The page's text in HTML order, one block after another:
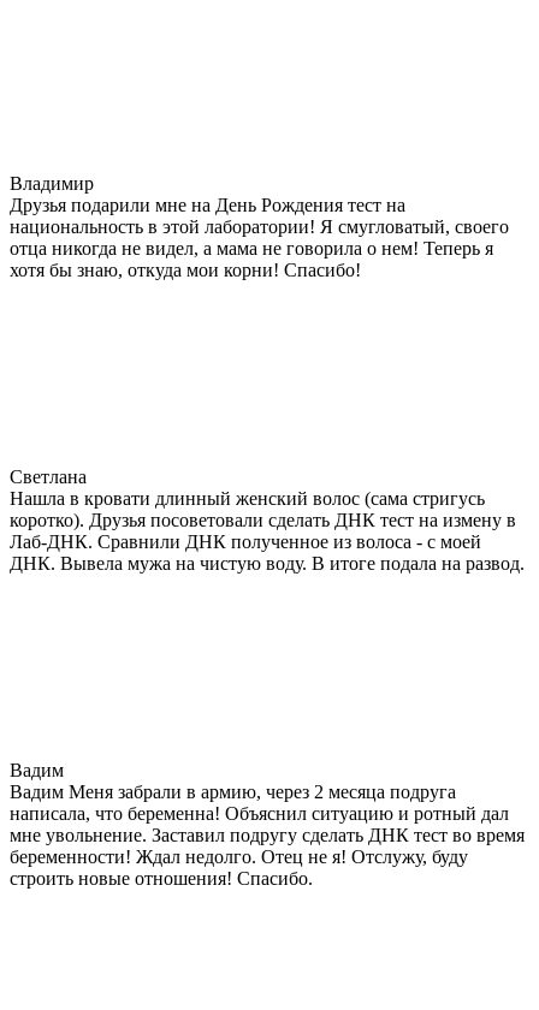
Владимир
Друзья подарили мне на День Рождения тест на
национальность в этой лаборатории! Я смугловатый, своего
отца никогда не видел, а мама не говорила о нем! Теперь я
хотя бы знаю, откуда мои корни! Спасибо!
Светлана
Нашла в кровати длинный женский волос (сама стригусь
коротко). Друзья посоветовали сделать ДНК тест на измену в
Лаб-ДНК. Сравнили ДНК полученное из волоса - с моей
ДНК. Вывела мужа на чистую воду. В итоге подала на развод.
Вадим
Вадим Меня забрали в армию, через 2 месяца подруга
написала, что беременна! Объяснил ситуацию и ротный дал
мне увольнение. Заставил подругу сделать ДНК тест во время
беременности! Ждал недолго. Отец не я! Отслужу, буду
строить новые отношения! Спасибо.